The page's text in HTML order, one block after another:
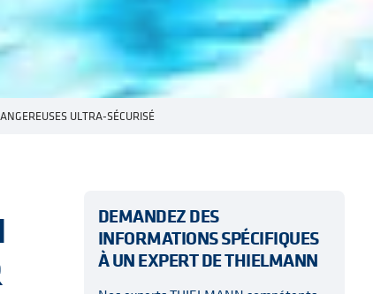
ULTRA-SÉCURISÉ
DEMANDEZ DES
INFORMATIONS SPÉCIFIQUES
À UN EXPERT DE THIELMANN